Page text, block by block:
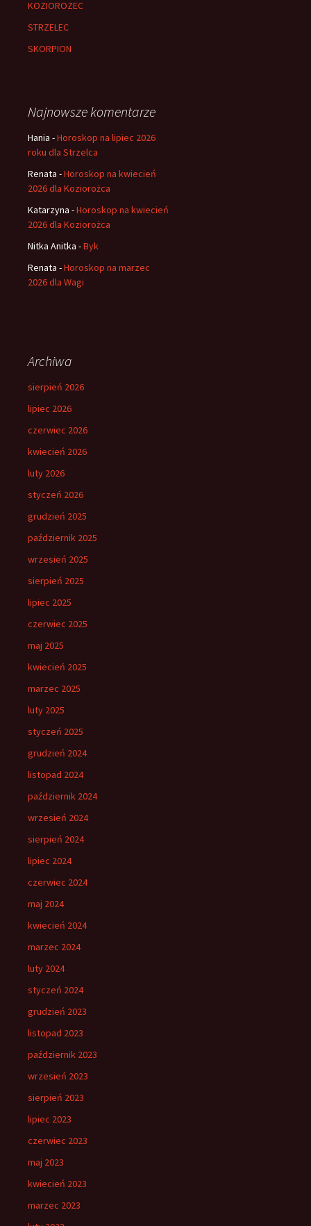
KOZIOROZEC
STRZELEC
SKORPION
Najnowsze komentarze
Hania -Horoskop na lipiec 2026
roku dla Strzelca
Renata -Horoskop na kwiecień
2026 dla Koziorożca
Katarzyna -Horoskop na kwiecień
2026 dla Koziorożca
Nitka Anitka -Byk
Renata -Horoskop na marzec
2026 dla Wagi
Archiwa
sierpień 2026
lipiec 2026
czerwiec 2026
kwiecień 2026
luty 2026
styczeń 2026
grudzień 2025
październik 2025
wrzesień 2025
sierpień 2025
lipiec 2025
czerwiec 2025
maj 2025
kwiecień 2025
marzec 2025
luty 2025
styczeń 2025
grudzień 2024
listopad 2024
październik 2024
wrzesień 2024
sierpień 2024
lipiec 2024
czerwiec 2024
maj 2024
kwiecień 2024
marzec 2024
luty 2024
styczeń 2024
grudzień 2023
listopad 2023
październik 2023
wrzesień 2023
sierpień 2023
lipiec 2023
czerwiec 2023
maj 2023
kwiecień 2023
marzec 2023